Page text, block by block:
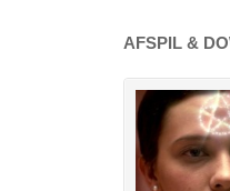
AFSPIL &